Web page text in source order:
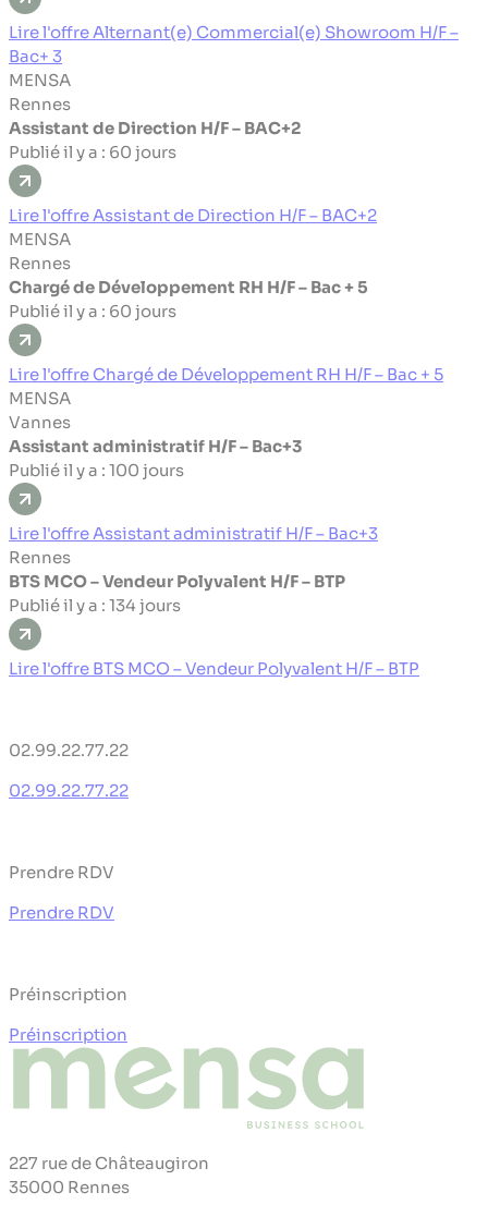
Lire l'offre Alternant(e) Commercial(e) Showroom H/F –
Bac+ 3
MENSA
Rennes
Assistant de Direction H/F – BAC+2
Publié il y a : 60 jours
Lire l'offre Assistant de Direction H/F – BAC+2
MENSA
Rennes
Chargé de Développement RH H/F – Bac + 5
Publié il y a : 60 jours
Lire l'offre Chargé de Développement RH H/F – Bac + 5
MENSA
Vannes
Assistant administratif H/F – Bac+3
Publié il y a : 100 jours
Lire l'offre Assistant administratif H/F – Bac+3
Rennes
BTS MCO – Vendeur Polyvalent H/F – BTP
Publié il y a : 134 jours
Lire l'offre BTS MCO – Vendeur Polyvalent H/F – BTP
02.99.22.77.22
02.99.22.77.22
Prendre RDV
Prendre RDV
Préinscription
Préinscription
227 rue de Châteaugiron
35000 Rennes